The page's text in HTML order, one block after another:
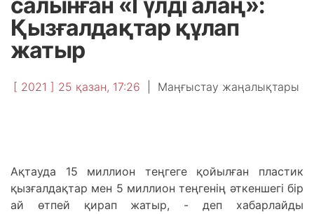
Қызғалдақтар құлап
жатыр
[ 2021 ] 25 қазан, 17:26 Маңғыстау жаңалықтары
Ақтауда 15 миллион теңгеге қойылған пластик
қызғалдақтар мен 5 миллион теңгенің әткеншегі бір
ай өтпей қирап жатыр, - деп хабарлайды